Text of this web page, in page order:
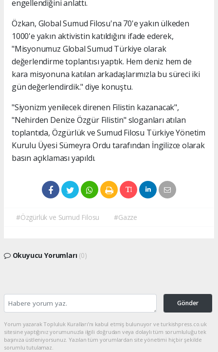
engellendiğini anlattı.
Özkan, Global Sumud Filosu'na 70'e yakın ülkeden
1000'e yakın aktivistin katıldığını ifade ederek,
"Misyonumuz Global Sumud Türkiye olarak
değerlendirme toplantısı yaptık. Hem deniz hem de
kara misyonuna katılan arkadaşlarımızla bu süreci iki
gün değerlendirdik." diye konuştu.
"Siyonizm yenilecek direnen Filistin kazanacak",
"Nehirden Denize Özgür Filistin" sloganları atılan
toplantıda, Özgürlük ve Sumud Filosu Türkiye Yönetim
Kurulu Üyesi Sümeyra Ordu tarafından İngilizce olarak
basın açıklaması yapıldı.
#Özgürlük ve Sumud Filosu #Gazze
Okuyucu Yorumları (0)
Gönder
Yorum yazarak Topluluk Kuralları’nı kabul etmiş bulunuyor ve turkishpress.co.uk
sitesine yaptığınız yorumunuzla ilgili doğrudan veya dolaylı tüm sorumluluğu tek
başınıza üstleniyorsunuz. Yazılan tüm yorumlardan site yönetimi hiçbir şekilde
sorumlu tutulamaz.